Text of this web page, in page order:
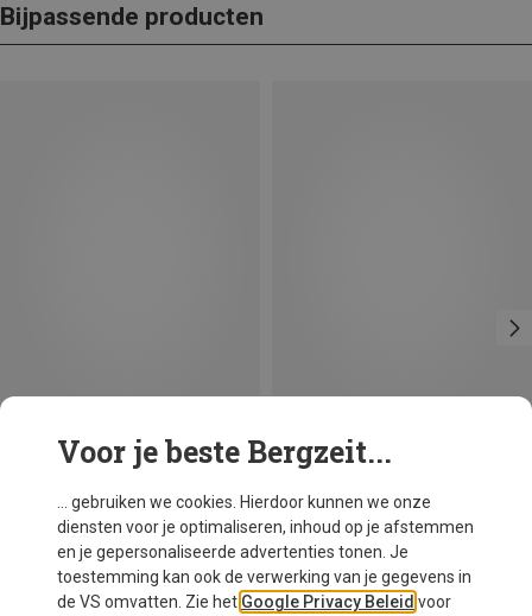
Bijpassende producten
Maten
Patagonia
Dames Triolet Broek
€ 379,95
S M L XL
Je bespaart 15%
Voor je beste Bergzeit...
... gebruiken we cookies. Hierdoor kunnen we onze
diensten voor je optimaliseren, inhoud op je afstemmen
en je gepersonaliseerde advertenties tonen. Je
toestemming kan ook de verwerking van je gegevens in
de VS omvatten. Zie het Google Privacy Beleid voor